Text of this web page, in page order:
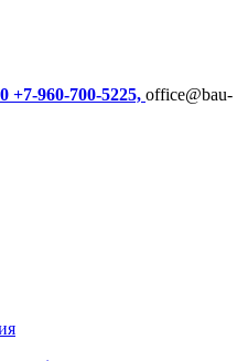
+7-960-700-5225, office@bau-